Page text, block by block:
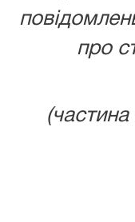
про
(частина